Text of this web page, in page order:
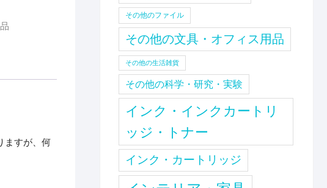
ますが、何
その他のファイル
その他の文具・オフィス用品
その他の生活雑貨
その他の科学・研究・実験
インク・インクカートリ
ッジ・トナー
インク・カートリッジ